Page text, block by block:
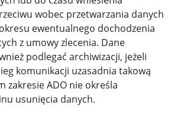
wobec przetwarzania danych
ewentualnego dochodzenia
z umowy zlecenia. Dane
podlegać archiwizacji, jeżeli
komunikacji uzasadnia takową
zakresie ADO nie określa
usunięcia danych.